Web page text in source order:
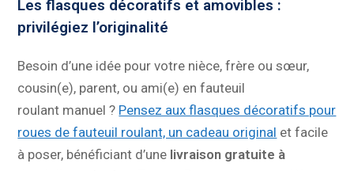
Les flasques décoratifs et amovibles :
privilégiez l’originalité
Besoin d’une idée pour votre nièce, frère ou sœur,
cousin(e), parent, ou ami(e) en fauteuil
roulant manuel ? Pensez aux flasques décoratifs pour
roues de fauteuil roulant, un cadeau original et facile
à poser, bénéficiant d’une livraison gratuite à